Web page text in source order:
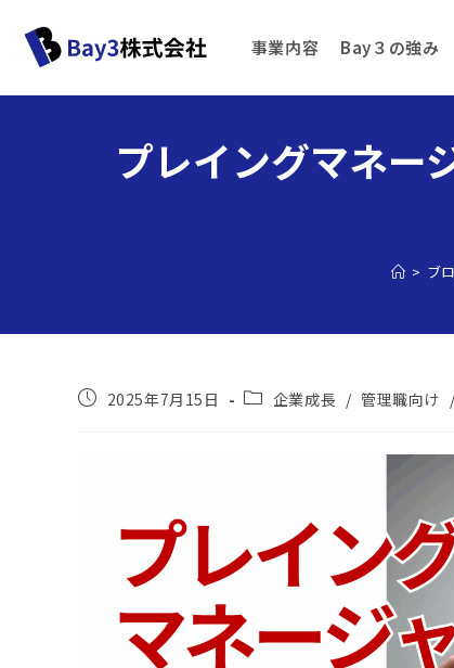
事業内容 Bay３の強み
プレイングマネー
> ブ
2025年7月15日 企業成長 / 管理職向け